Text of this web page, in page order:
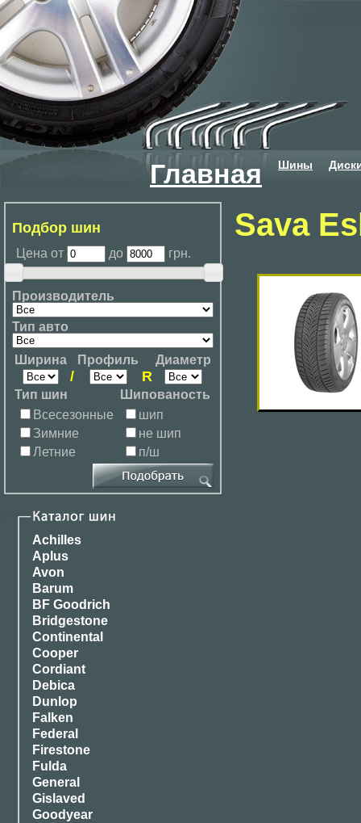
Главная Шины
Подбор шин
Цена от до грн.
Производитель
Тип авто
Ширина Профиль Диаметр
/ R
Тип шин
Шипованость
Всесезонные
Зимние
Летние
шип
не шип
п/ш
Achilles
Aplus
Avon
Barum
BF Goodrich
Bridgestone
Continental
Cooper
Cordiant
Debica
Dunlop
Falken
Federal
Firestone
Fulda
General
Gislaved
Goodyear
Sava